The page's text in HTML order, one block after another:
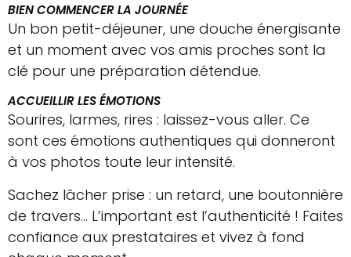
BIEN COMMENCER LA JOURNÉE
Un bon petit-déjeuner, une douche énergisante
et un moment avec vos amis proches sont la
clé pour une préparation détendue.
ACCUEILLIR LES ÉMOTIONS
Sourires, larmes, rires : laissez-vous aller. Ce
sont ces émotions authentiques qui donneront
à vos photos toute leur intensité.
Sachez lâcher prise : un retard, une boutonnière
de travers… L’important est l’authenticité ! Faites
confiance aux prestataires et vivez à fond